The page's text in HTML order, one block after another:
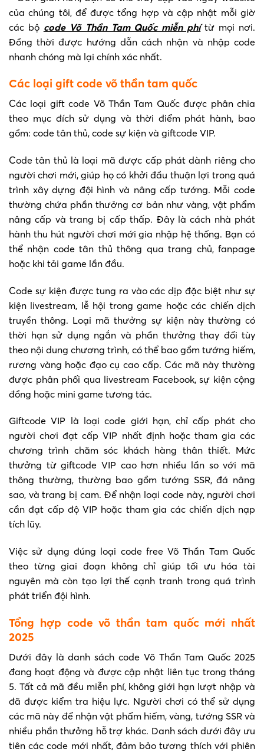
của chúng tôi, để được tổng hợp và cập nhật mỗi giờ
các bộ code Võ Thần Tam Quốc miễn phítừ mọi nơi.
Đồng thời được hướng dẫn cách nhận và nhập code
nhanh chóng mà lại chính xác nhất.
Các loại gift code võ thần tam quốc
Các loại gift code Võ Thần Tam Quốc được phân chia
theo mục đích sử dụng và thời điểm phát hành, bao
gồm: code tân thủ, code sự kiện và giftcode VIP.
Code tân thủ là loại mã được cấp phát dành riêng cho
người chơi mới, giúp họ có khởi đầu thuận lợi trong quá
trình xây dựng đội hình và nâng cấp tướng. Mỗi code
thường chứa phần thưởng cơ bản như vàng, vật phẩm
nâng cấp và trang bị cấp thấp. Đây là cách nhà phát
hành thu hút người chơi mới gia nhập hệ thống. Bạn có
thể nhận code tân thủ thông qua trang chủ, fanpage
hoặc khi tải game lần đầu.
Code sự kiện được tung ra vào các dịp đặc biệt như sự
kiện livestream, lễ hội trong game hoặc các chiến dịch
truyền thông. Loại mã thưởng sự kiện này thường có
thời hạn sử dụng ngắn và phần thưởng thay đổi tùy
theo nội dung chương trình, có thể bao gồm tướng hiếm,
rương vàng hoặc đạo cụ cao cấp. Các mã này thường
được phân phối qua livestream Facebook, sự kiện cộng
đồng hoặc mini game tương tác.
Giftcode VIP là loại code giới hạn, chỉ cấp phát cho
người chơi đạt cấp VIP nhất định hoặc tham gia các
chương trình chăm sóc khách hàng thân thiết. Mức
thưởng từ giftcode VIP cao hơn nhiều lần so với mã
thông thường, thường bao gồm tướng SSR, đá nâng
sao, và trang bị cam. Để nhận loại code này, người chơi
cần đạt cấp độ VIP hoặc tham gia các chiến dịch nạp
tích lũy.
Việc sử dụng đúng loại code free Võ Thần Tam Quốc
theo từng giai đoạn không chỉ giúp tối ưu hóa tài
nguyên mà còn tạo lợi thế cạnh tranh trong quá trình
phát triển đội hình.
Tổng hợp code võ thần tam quốc mới nhất
2025
Dưới đây là danh sách code Võ Thần Tam Quốc 2025
đang hoạt động và được cập nhật liên tục trong tháng
5. Tất cả mã đều miễn phí, không giới hạn lượt nhập và
đã được kiểm tra hiệu lực. Người chơi có thể sử dụng
các mã này để nhận vật phẩm hiếm, vàng, tướng SSR và
nhiều phần thưởng hỗ trợ khác. Danh sách dưới đây ưu
tiên các code mới nhất, đảm bảo tương thích với phiên